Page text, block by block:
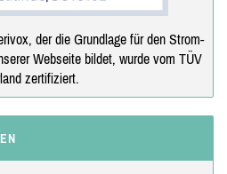
der die Grundlage für den Strom-
Webseite bildet, wurde vom TÜV
zertifiziert.